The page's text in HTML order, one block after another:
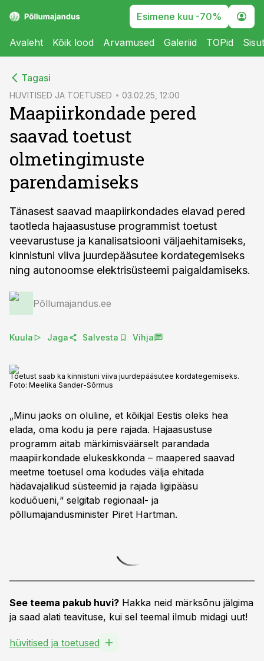
Esimene kuu -70%
Avaleht Kõik lood Arvamused Galeriid TOPid
Tagasi
HÜVITISED JA TOETUSED 03.02.25, 12:00
Maapiirkondade pered
saavad toetust
olmetingimuste
parendamiseks
Tänasest saavad maapiirkondades elavad pered
taotleda hajaasustuse programmist toetust
veevarustuse ja kanalisatsiooni väljaehitamiseks,
kinnistuni viiva juurdepääsutee kordategemiseks
ning autonoomse elektrisüsteemi paigaldamiseks.
Põllumajandus.ee
Kuula Jaga Salvesta Vihja
Toetust saab ka kinnistuni viiva juurdepääsutee kordategemiseks.
Foto: Meelika Sander-Sõrmus
„Minu jaoks on oluline, et kõikjal Eestis oleks hea
elada, oma kodu ja pere rajada. Hajaasustuse
programm aitab märkimisväärselt parandada
maapiirkondade elukeskkonda – maapered saavad
meetme toetusel oma kodudes välja ehitada
hädavajalikud süsteemid ja rajada ligipääsu
koduõueni,“ selgitab regionaal- ja
põllumajandusminister Piret Hartman.
See teema pakub huvi? Hakka neid märksõnu jälgima
ja saad alati teavituse, kui sel teemal ilmub midagi uut!
hüvitised ja toetused